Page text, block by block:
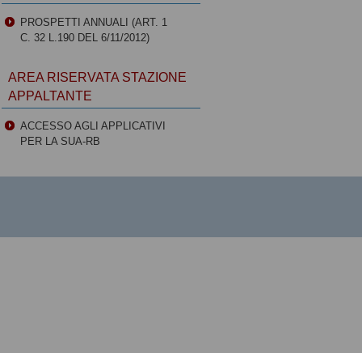
PROSPETTI ANNUALI (ART. 1
C. 32 L.190 DEL 6/11/2012)
AREA RISERVATA STAZIONE
APPALTANTE
ACCESSO AGLI APPLICATIVI
PER LA SUA-RB